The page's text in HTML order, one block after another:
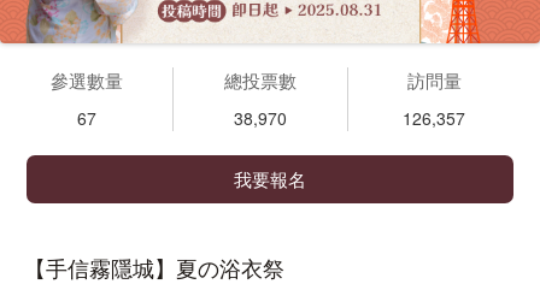
參選數量
67
總投票數
38,970
訪問量
126,357
我要報名
【手信霧隱城】夏の浴衣祭